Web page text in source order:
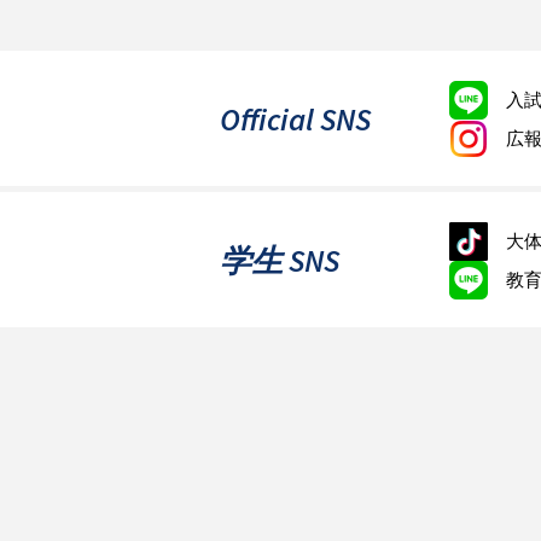
Official SNS
入
広
学生 SNS
大
教